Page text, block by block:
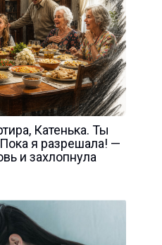
Катенька. Ты
я разрешала! —
и захлопнула